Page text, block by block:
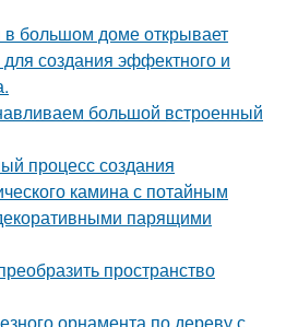
в большом доме открывает
создания эффектного и
большой встроенный
процесс создания
камина с потайным
парящими
пространство